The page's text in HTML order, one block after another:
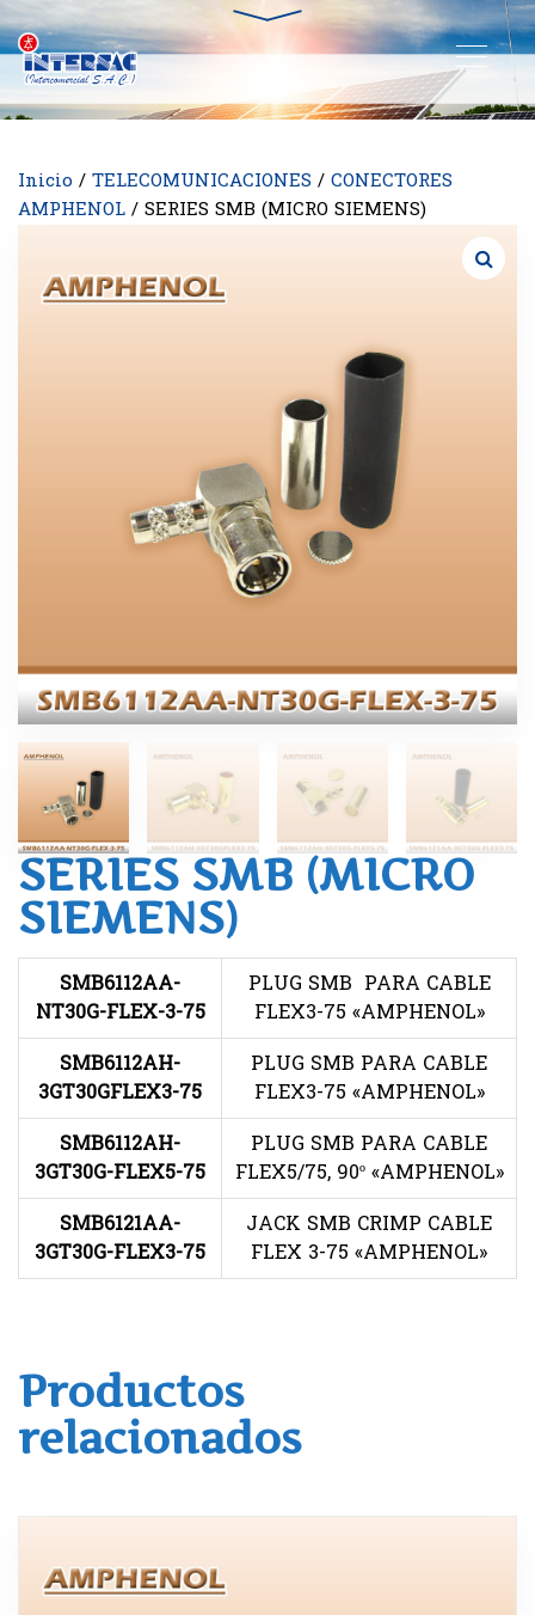
Inicio /TELECOMUNICACIONES /CONECTORES
AMPHENOL/ SERIES SMB (MICRO SIEMENS)
SERIES SMB (MICRO
SIEMENS)
SMB6112AA-
NT30G-FLEX-3-75
PLUG SMB PARA CABLE
FLEX3-75 «AMPHENOL»
SMB6112AH-
3GT30GFLEX3-75
PLUG SMB PARA CABLE
FLEX3-75 «AMPHENOL»
SMB6112AH-
3GT30G-FLEX5-75
PLUG SMB PARA CABLE
FLEX5/75, 90º «AMPHENOL»
SMB6121AA-
3GT30G-FLEX3-75
JACK SMB CRIMP CABLE
FLEX 3-75 «AMPHENOL»
Productos
relacionados